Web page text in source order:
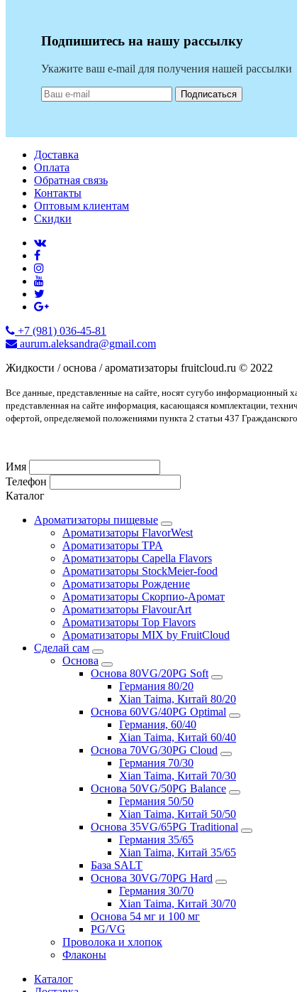
Подпишитесь на нашу рассылку
Укажите ваш e-mail для получения нашей рассылки
Подписаться
Доставка
Оплата
Обратная связь
Контакты
Оптовым клиентам
Скидки
+7 (981) 036-45-81
aurum.aleksandra@gmail.com
Жидкости / основа / ароматизаторы fruitcloud.ru © 2022
Все данные, представленные на сайте, носят сугубо
представленная на сайте информация, касающаяся комплектации,
офертой, определяемой положениями пункта 2 статьи 437
Имя
Телефон
Каталог
Ароматизаторы пищевые
Ароматизаторы FlavorWest
Ароматизаторы TPA
Ароматизаторы Capella Flavors
Ароматизаторы StockMeier-food
Ароматизаторы Рождение
Ароматизаторы Скорпио-Аромат
Ароматизаторы FlavourArt
Ароматизаторы Top Flavors
Ароматизаторы MIX by FruitCloud
Сделай сам
Основа
Основа 80VG/20PG Soft
Германия 80/20
Xian Taima, Китай 80/20
Основа 60VG/40PG Optimal
Германия, 60/40
Xian Taima, Китай 60/40
Основа 70VG/30PG Cloud
Германия 70/30
Xian Taima, Китай 70/30
Основа 50VG/50PG Balance
Германия 50/50
Xian Taima, Китай 50/50
Основа 35VG/65PG Traditional
Германия 35/65
Xian Taima, Китай 35/65
База SALT
Основа 30VG/70PG Hard
Германия 30/70
Xian Taima, Китай 30/70
Основа 54 мг и 100 мг
PG/VG
Проволока и хлопок
Флаконы
Каталог